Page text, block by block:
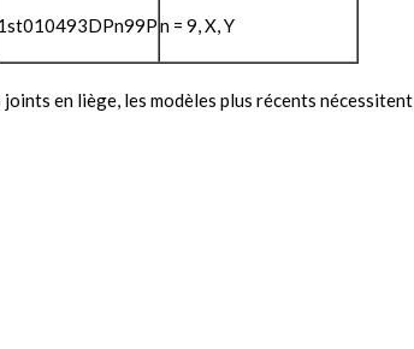
n = 9, X, Y
en liège, les modèles plus récents nécessitent